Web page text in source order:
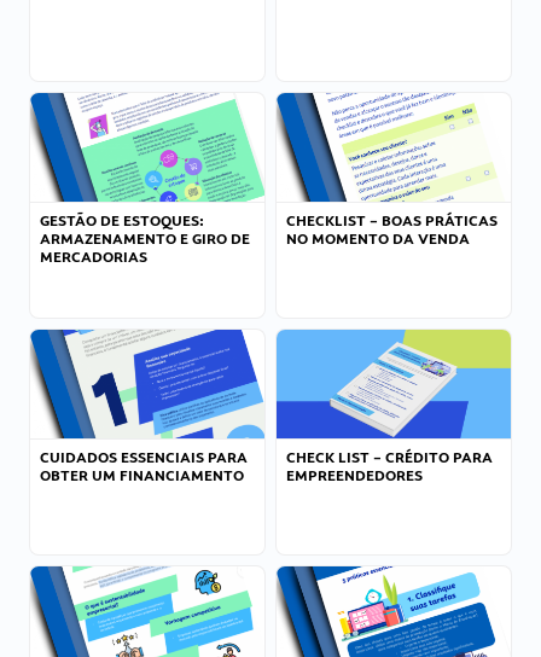
GESTÃO DE ESTOQUES:
ARMAZENAMENTO E GIRO DE
MERCADORIAS
CHECKLIST – BOAS PRÁTICAS
NO MOMENTO DA VENDA
CUIDADOS ESSENCIAIS PARA
OBTER UM FINANCIAMENTO
CHECK LIST – CRÉDITO PARA
EMPREENDEDORES